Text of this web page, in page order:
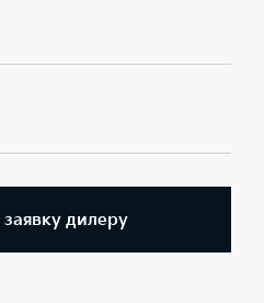
дилеру